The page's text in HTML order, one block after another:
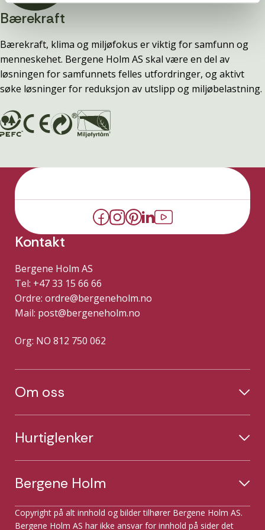
Bærekraft
Bærekraft, klima og miljøfokus er viktig for samfunn og
menneskehet. Bergene Holm AS skal være en del av
løsningen for samfunnets felles utfordringer, og aktivt
søke løsninger for reduksjon av utslipp og miljøbelastning.
Kontakt
Bergene Holm AS
Tel: +47 33 15 66 66
Ordre: ordre@bergeneholm.no
Mail: post@bergeneholm.no
Org: NO 812 750 062
Om oss
Hurtiglenker
Bergene Holm
Copyright på alt innhold og bilder tilhører Bergene Holm AS.
Bergene Holm AS har ikke ansvar for innhold på sider det